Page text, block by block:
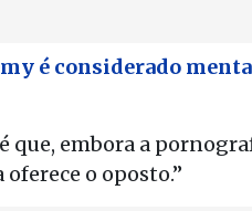
é considerado
que, embora a
o oposto.”